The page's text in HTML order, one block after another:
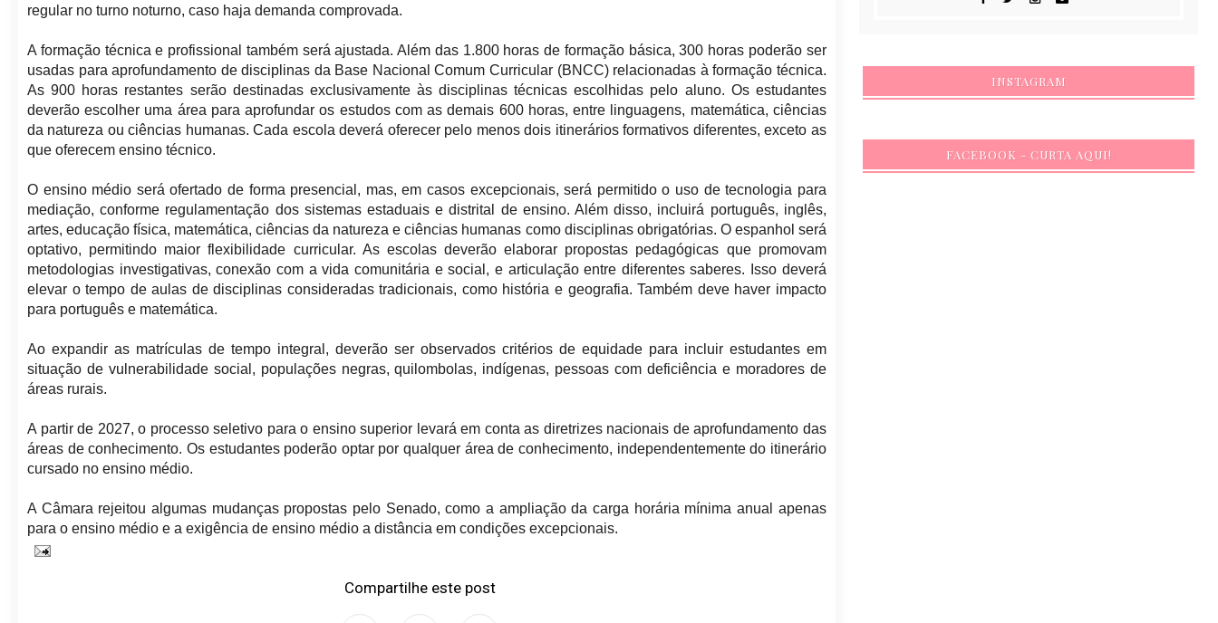
regular no turno noturno, caso haja demanda comprovada.
A formação técnica e profissional também será ajustada. Além das 1.800 horas de formação básica, 300 horas poderão ser
usadas para aprofundamento de disciplinas da Base Nacional Comum Curricular (BNCC) relacionadas à formação técnica.
As 900 horas restantes serão destinadas exclusivamente às disciplinas técnicas escolhidas pelo aluno. Os estudantes
deverão escolher uma área para aprofundar os estudos com as demais 600 horas, entre linguagens, matemática, ciências
da natureza ou ciências humanas. Cada escola deverá oferecer pelo menos dois itinerários formativos diferentes, exceto as
que oferecem ensino técnico.
O ensino médio será ofertado de forma presencial, mas, em casos excepcionais, será permitido o uso de tecnologia para
mediação, conforme regulamentação dos sistemas estaduais e distrital de ensino. Além disso, incluirá português, inglês,
artes, educação física, matemática, ciências da natureza e ciências humanas como disciplinas obrigatórias. O espanhol será
optativo, permitindo maior flexibilidade curricular. As escolas deverão elaborar propostas pedagógicas que promovam
metodologias investigativas, conexão com a vida comunitária e social, e articulação entre diferentes saberes. Isso deverá
elevar o tempo de aulas de disciplinas consideradas tradicionais, como história e geografia. Também deve haver impacto
para português e matemática.
Ao expandir as matrículas de tempo integral, deverão ser observados critérios de equidade para incluir estudantes em
situação de vulnerabilidade social, populações negras, quilombolas, indígenas, pessoas com deficiência e moradores de
áreas rurais.
A partir de 2027, o processo seletivo para o ensino superior levará em conta as diretrizes nacionais de aprofundamento das
áreas de conhecimento. Os estudantes poderão optar por qualquer área de conhecimento, independentemente do itinerário
cursado no ensino médio.
A Câmara rejeitou algumas mudanças propostas pelo Senado, como a ampliação da carga horária mínima anual apenas
para o ensino médio e a exigência de ensino médio a distância em condições excepcionais.
Compartilhe este post
INSTAGRAM
FACEBOOK - CURTA AQUI!